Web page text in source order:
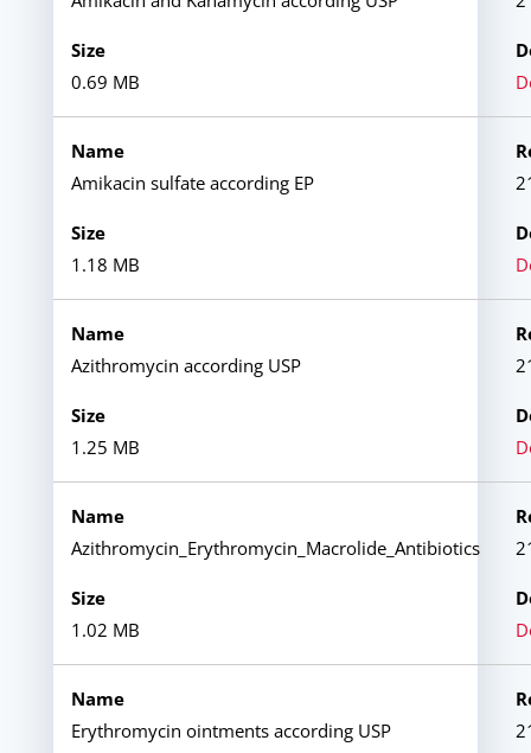
0.69 MB
Amikacin sulfate according EP
1.18 MB
Azithromycin according USP
1.25 MB
Azithromycin_Erythromycin_Macrolide_Antibiotics
1.02 MB
Erythromycin ointments according USP